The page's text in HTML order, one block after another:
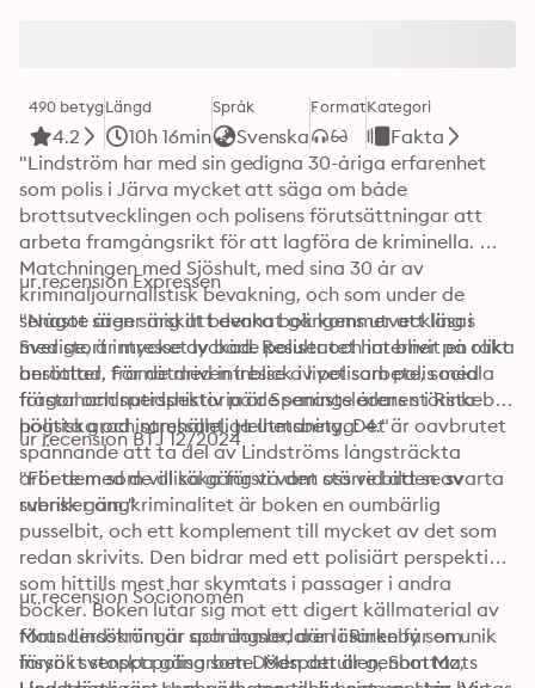
490 betyg
4.2
Längd
10h 16min
Språk
Svenska
FormatKategori
Fakta
"Lindström har med sin gedigna 30-åriga erfarenhet
som polis i Järva mycket att säga om både
brottsutvecklingen och polisens förutsättningar att
arbeta framgångsrikt för att lagföra de kriminella.
Matchningen med Sjöshult, med sina 30 år av
kriminaljournalistisk bevakning, och som under de
senaste åren särskilt bevakat gängens utveckling i
Sverige, är mycket lyckad. Resultatet har blivit en rakt
berättad, framåtdriven inblick i livet som polis med
förstahandsperspektiv på de senaste årens största
politiska och samhälleliga utmaning. Det är oavbrutet
spännande att ta del av Lindströms långsträckta
arbete med de olika gäng vi vant oss vid att se svarta
rubriker om."
ur recension Expressen
"Något säger mig att denna bok kommer att läsas
med stort intresse av både poliser och interner på olika
anstalter. För de med intresse av polisarbete, sociala
frågor och nutidshistoria är Spaningsledaren i Rinkeby i
högsta grad intressant. Helhetsbetyg: 4."
ur recension BTJ 12/2024
"För dem som vill söka förstå den större bilden av
svensk gängkriminalitet är boken en oumbärlig
pusselbit, och ett komplement till mycket av det som
redan skrivits. Den bidrar med ett polisiärt perspektiv
som hittills mest har skymtats i passager i andra
böcker. Boken lutar sig mot ett digert källmaterial av
förundersökningar och domar, där läsaren får en unik
insyn i svenskt polisarbete. Men det är genom Mats
ur recension Socionomen
Mats Lindström är spaningsledaren i Rinkeby som
försökt stoppa gäng som Dödspatrullen, Shottaz,